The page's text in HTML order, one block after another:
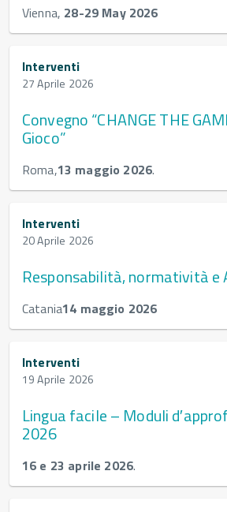
Vienna, 28-29 May 2026
Interventi
27 Aprile 2026
Convegno “CHANGE THE
Gioco”
Roma,13 maggio 2026.
Interventi
20 Aprile 2026
Responsabilità, normatività e
Catania14 maggio 2026
Interventi
19 Aprile 2026
Lingua facile – Moduli
2026
16 e 23 aprile 2026.